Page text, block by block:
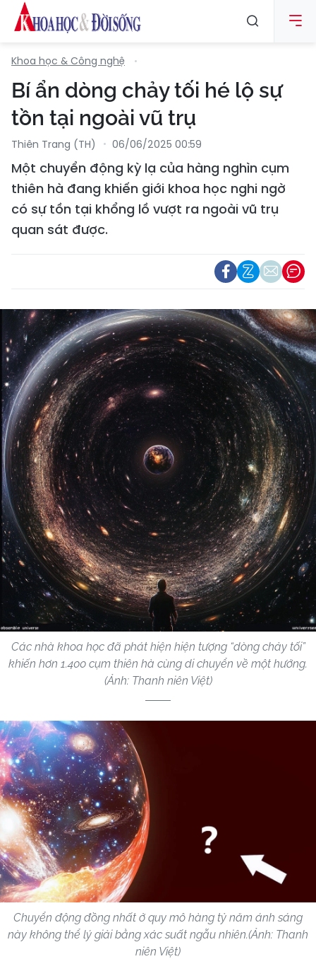
Khoa học & Công nghệ
Bí ẩn dòng chảy tối hé lộ sự
tồn tại ngoài vũ trụ
Thiên Trang (TH) 06/06/2025 00:59
Một chuyển động kỳ lạ của hàng nghìn cụm
thiên hà đang khiến giới khoa học nghi ngờ
có sự tồn tại khổng lồ vượt ra ngoài vũ trụ
quan sát được.
Các nhà khoa học đã phát hiện hiện tượng “dòng chảy tối”
khiến hơn 1.400 cụm thiên hà cùng di chuyển về một hướng.
(Ảnh: Thanh niên Việt)
Chuyển động đồng nhất ở quy mô hàng tỷ năm ánh sáng
này không thể lý giải bằng xác suất ngẫu nhiên.(Ảnh: Thanh
niên Việt)